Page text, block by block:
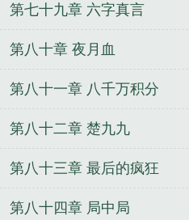
第七十九章 六字真言
第八十章 夜月血
第八十一章 八千万积分
第八十二章 楚九九
第八十三章 最后的疯狂
第八十四章 局中局